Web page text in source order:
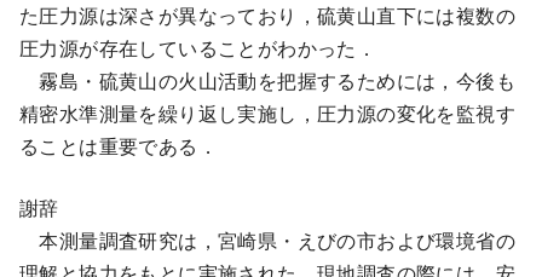
た圧力源は深さが異なっており，硫黄山直下には複数の
圧力源が存在していることがわかった．
霧島・硫黄山の火山活動を把握するためには，今後も
精密水準測量を繰り返し実施し，圧力源の変化を監視す
ることは重要である．
謝辞
本測量調査研究は，宮崎県・えびの市および環境省の